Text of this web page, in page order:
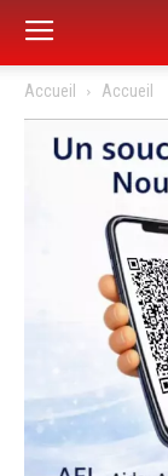
Accueil Accueil